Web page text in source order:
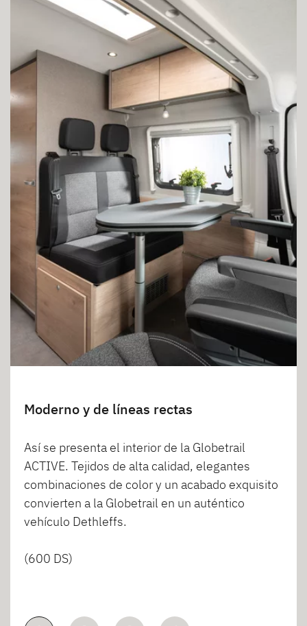
Moderno y de líneas rectas
Así se presenta el interior de la Globetrail
ACTIVE. Tejidos de alta calidad, elegantes
combinaciones de color y un acabado exquisito
convierten a la Globetrail en un auténtico
vehículo Dethleffs.
(600 DS)